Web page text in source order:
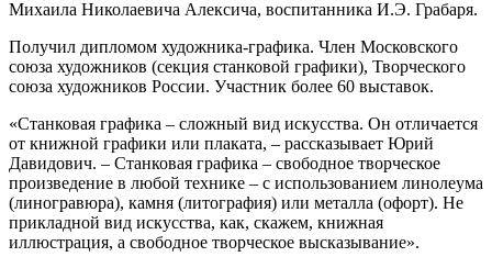
Михаила Николаевича Алексича, воспитанника И.Э. Грабаря.
Получил дипломом художника-графика. Член Московского
союза художников (секция станковой графики), Творческого
союза художников России. Участник более 60 выставок.
«Станковая графика – сложный вид искусства. Он отличается
от книжной графики или плаката, ‒ рассказывает Юрий
Давидович. ‒ Станковая графика – свободное творческое
произведение в любой технике – с использованием линолеума
(линогравюра), камня (литография) или металла (офорт). Не
прикладной вид искусства, как, скажем, книжная
иллюстрация, а свободное творческое высказывание».